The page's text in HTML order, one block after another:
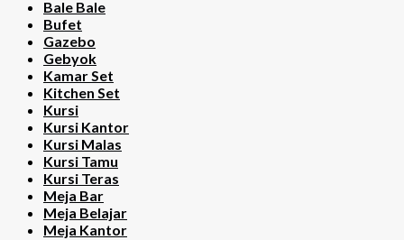
Bale Bale
Bufet
Gazebo
Gebyok
Kamar Set
Kitchen Set
Kursi
Kursi Kantor
Kursi Malas
Kursi Tamu
Kursi Teras
Meja Bar
Meja Belajar
Meja Kantor